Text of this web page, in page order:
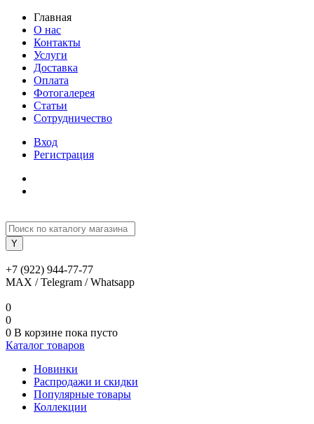
Главная
О нас
Контакты
Услуги
Доставка
Оплата
Фотогалерея
Статьи
Сотрудничество
Вход
Регистрация
+7 (922) 944-77-77
MAX / Telegram / Whatsapp
0
0
0 В корзине пока пусто
Каталог товаров
Новинки
Распродажи и скидки
Популярные товары
Коллекции